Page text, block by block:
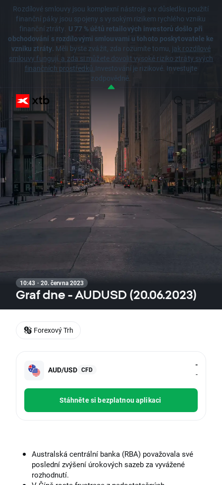
Rozdílové smlouvy jsou komplexní nástroje a v důsledku použití
finanční páky jsou spojeny s vysokým rizikem rychlého vzniku
finanční ztráty. U 77 % účtů retailových investorů došlo při
obchodování s rozdílovými smlouvami u tohoto poskytovatele ke
vzniku ztráty. Měli byste zvážit, zda rozumíte tomu, jak rozdílové
smlouvy fungují, a zda si můžete dovolit vysoké riziko ztráty svých
finančních prostředků.Investování je rizikové. Investujte
zodpovědně.
10:43 · 20. června 2023
Graf dne - AUDUSD (20.06.2023)
AUD/USD CFD
-
-
Stáhněte si bezplatnou aplikaci
Australská centrální banka (RBA) považovala své
poslední zvýšení úrokových sazeb za vyvážené
rozhodnutí.
Forexový Trh